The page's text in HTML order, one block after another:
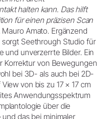
halten kann. Das hilft
für einen präzisen Scan
Amato. Ergänzend
Seethrough Studio für
und unverzerrte Bilder. Ein
Korrektur von Bewegungen
bei 3D- als auch bei 2D-
von bis zu 17 × 17 cm
Anwendungsspektrum
über die
das bei minimaler